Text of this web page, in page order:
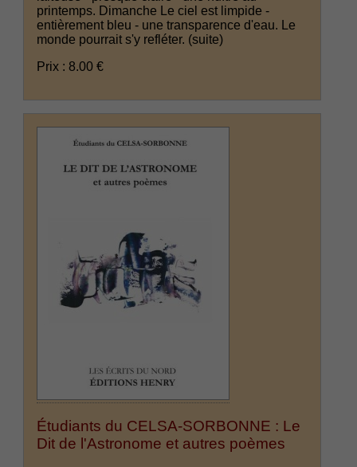
printemps. Dimanche Le ciel est limpide -
entièrement bleu - une transparence d'eau. Le
monde pourrait s'y refléter. (suite)
Prix : 8.00 €
Étudiants du CELSA-SORBONNE : Le
Dit de l'Astronome et autres poèmes